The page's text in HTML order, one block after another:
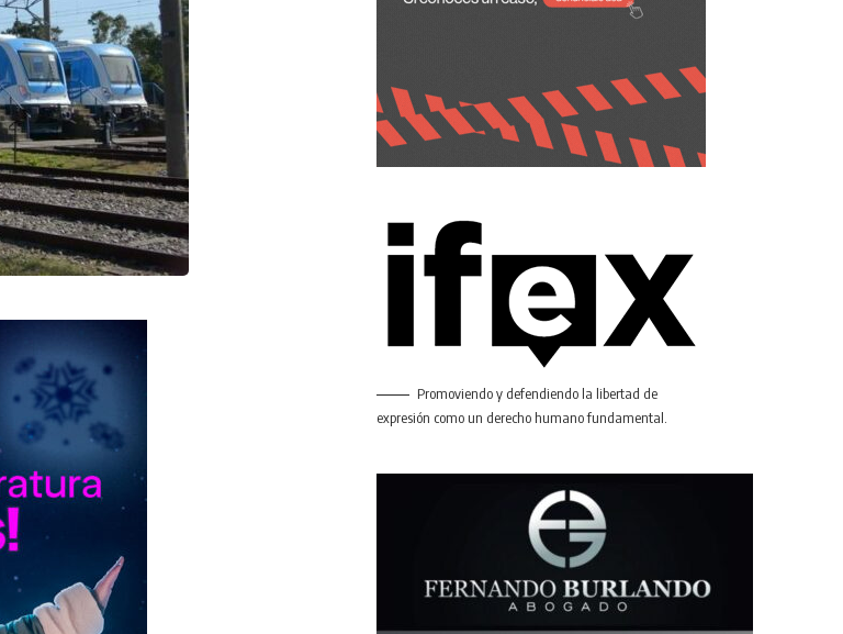
Promoviendo y defendiendo la libertad de
expresión como un derecho humano fundamental.